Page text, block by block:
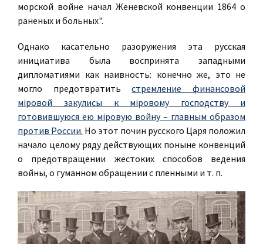
морской войне начал Женевской конвенции 1864 о
раненых и больных".
Однако касательно разоружения эта русская
инициатива была воспринята западными
дипломатиями как наивность: конечно же, это не
могло предотвратитьстремление финансовой
міровой закулисы к міровому господству и
готовившуюся ею міровую войну – главным образом
против России. Но этот почин русского Царя положил
начало целому ряду действующих поныне конвенций
о предотвращении жестоких способов ведения
войны, о гуманном обращении с пленными и т. п.